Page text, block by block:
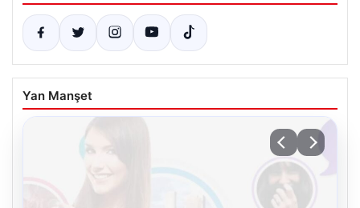
Yan Manşet